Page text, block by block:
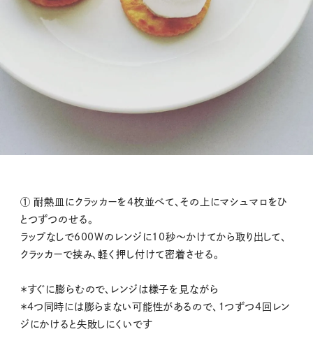
① 耐熱皿にクラッカーを4枚並べて、その上にマシュマロをひ
とつずつのせる。
ラップなしで600Wのレンジに10秒〜かけてから取り出して、
クラッカーで挟み、軽く押し付けて密着させる。
＊すぐに膨らむので、レンジは様子を見ながら
＊4つ同時には膨らまない可能性があるので、１つずつ4回レン
ジにかけると失敗しにくいです